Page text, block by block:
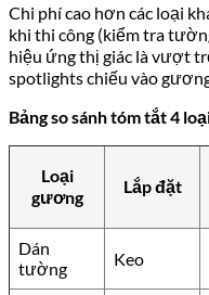
Chi phí cao hơn các loại
khi thi công (kiểm tra
hiệu ứng thị giác là vượt
spotlights chiếu vào
Bảng so sánh tóm tắt 4
Loại
gương
Lắp đặt
Dán
tường
Keo